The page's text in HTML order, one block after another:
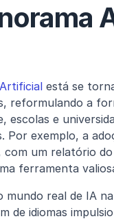
está se
reformulando a
escolas e
Por exemplo, a
com um relatório
ferramenta
mundo real de IA
de idiomas